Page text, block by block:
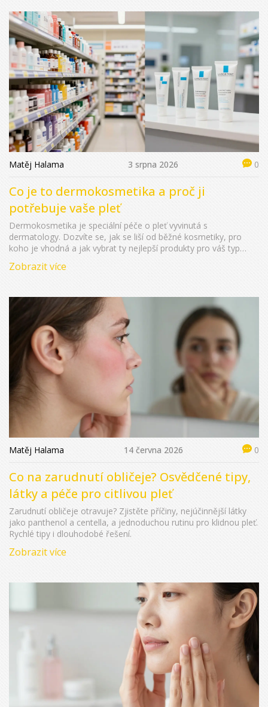
Matěj Halama 3 srpna 2026 0
Co je to dermokosmetika a proč ji
potřebuje vaše pleť
Dermokosmetika je speciální péče o pleť vyvinutá s
dermatology. Dozvíte se, jak se liší od běžné kosmetiky, pro
koho je vhodná a jak vybrat ty nejlepší produkty pro váš typ
Zobrazit více
Matěj Halama 14 června 2026 0
Co na zarudnutí obličeje? Osvědčené tipy,
látky a péče pro citlivou pleť
Zarudnutí obličeje otravuje? Zjistěte příčiny, nejúčinnější látky
jako panthenol a centella, a jednoduchou rutinu pro klidnou pleť.
Rychlé tipy i dlouhodobé řešení.
Zobrazit více